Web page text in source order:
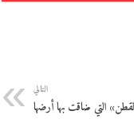
التالي
التي ضاقت بها أرضها